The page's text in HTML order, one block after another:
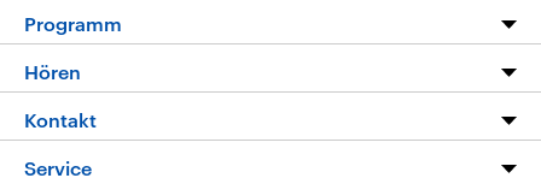
Programm
Programm
Die Nachrichten
Hören
Livestream
Kontakt
Hörerservice
Service